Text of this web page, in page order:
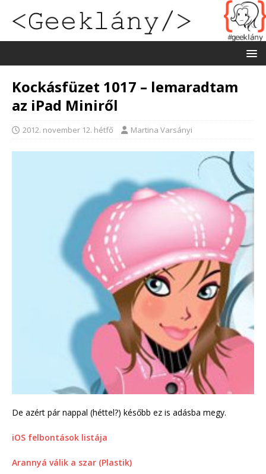
Kockásfüzet 1017 – lemaradtam
az iPad Miniről
2012. november 12. hétfő Martina Varsányi
De azért pár nappal (héttel?) később ez is adásba megy.
iOS felbontások listája
Arannyá válik a szar (Plastik)